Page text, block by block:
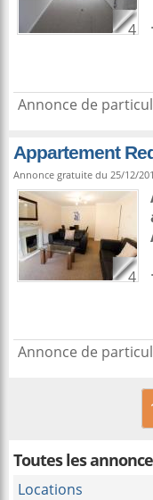
4
Annonce de
Appartement
Annonce gratuite du 25/12/
4
Annonce de
Toutes les
Locations